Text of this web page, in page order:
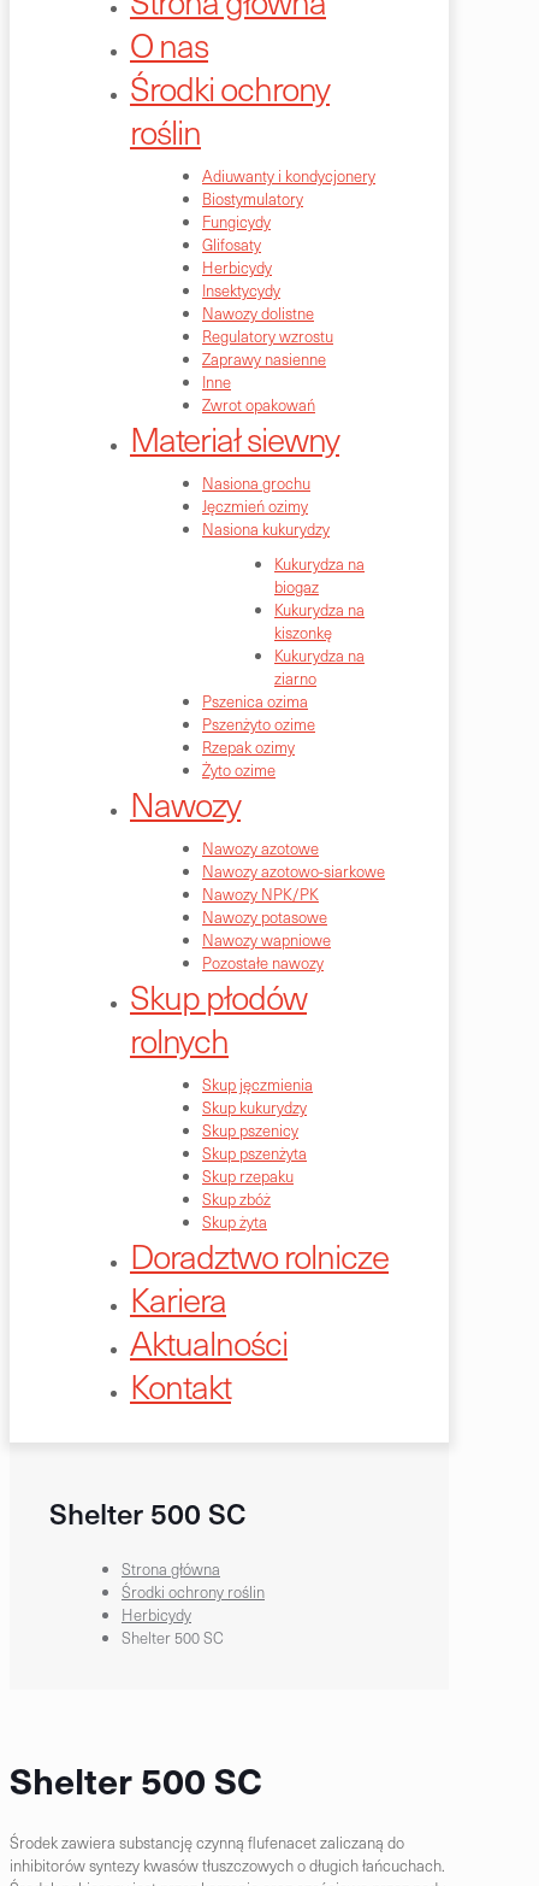
O nas
Środki ochrony
roślin
Adiuwanty i kondycjonery
Biostymulatory
Fungicydy
Glifosaty
Herbicydy
Insektycydy
Nawozy dolistne
Regulatory wzrostu
Zaprawy nasienne
Inne
Zwrot opakowań
Materiał siewny
Nasiona grochu
Jęczmień ozimy
Nasiona kukurydzy
Kukurydza na
biogaz
Kukurydza na
kiszonkę
Kukurydza na
ziarno
Pszenica ozima
Pszenżyto ozime
Rzepak ozimy
Żyto ozime
Nawozy
Nawozy azotowe
Nawozy azotowo-siarkowe
Nawozy NPK/PK
Nawozy potasowe
Nawozy wapniowe
Pozostałe nawozy
Skup płodów
rolnych
Skup jęczmienia
Skup kukurydzy
Skup pszenicy
Skup pszenżyta
Skup rzepaku
Skup zbóż
Skup żyta
Doradztwo rolnicze
Kariera
Aktualności
Kontakt
Shelter 500 SC
Strona główna
Środki ochrony roślin
Herbicydy
Shelter 500 SC
Shelter 500 SC
Środek zawiera substancję czynną flufenacet zaliczaną do
inhibitorów syntezy kwasów tłuszczowych o długich łańcuchach.